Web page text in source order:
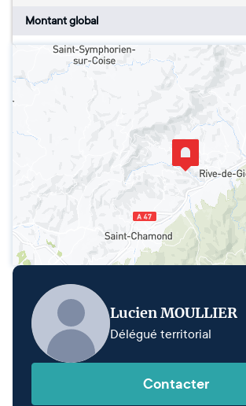
Montant global
Lucien MOULLIER
Délégué territorial
Contacter